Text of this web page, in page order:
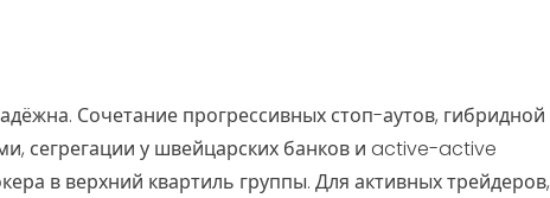
Сочетание прогрессивных стоп-аутов, гибридной
сегрегации у швейцарских банков и active-active
в верхний квартиль группы. Для активных трейдеров,